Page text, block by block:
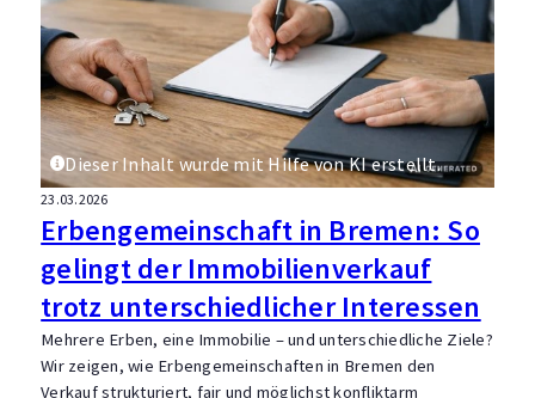
Dieser Inhalt wurde mit Hilfe von KI erstellt.
23.03.2026
Erbengemeinschaft in Bremen: So
gelingt der Immobilienverkauf
trotz unterschiedlicher Interessen
Mehrere Erben, eine Immobilie – und unterschiedliche Ziele?
Wir zeigen, wie Erbengemeinschaften in Bremen den
Verkauf strukturiert, fair und möglichst konfliktarm